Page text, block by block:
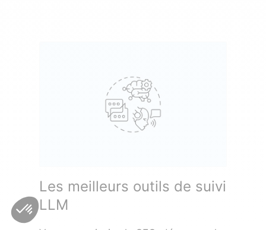
Les meilleurs outils de suivi
LLM